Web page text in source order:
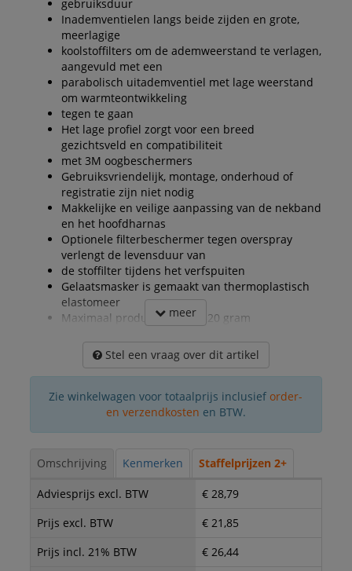
gebruiksduur
Inademventielen langs beide zijden en grote,
meerlagige
koolstoffilters om de ademweerstand te verlagen,
aangevuld met een
parabolisch uitademventiel met lage weerstand
om warmteontwikkeling
tegen te gaan
Het lage profiel zorgt voor een breed
gezichtsveld en compatibiliteit
met 3M oogbeschermers
Gebruiksvriendelijk, montage, onderhoud of
registratie zijn niet nodig
Makkelijke en veilige aanpassing van de nekband
en het hoofdharnas
Optionele filterbeschermer tegen overspray
verlengt de levensduur van
de stoffilter tijdens het verfspuiten
Gelaatsmasker is gemaakt van thermoplastisch
elastomeer
Maximaal productgewicht 320 gram
meer
Stel een vraag over dit artikel
Zie winkelwagen voor totaalprijs inclusief order-
en verzendkosten en BTW.
Omschrijving Kenmerken Staffelprijzen 2+
Adviesprijs excl. BTW
€ 28,79
Prijs excl. BTW
€ 21,85
Prijs incl. 21% BTW
€ 26,44